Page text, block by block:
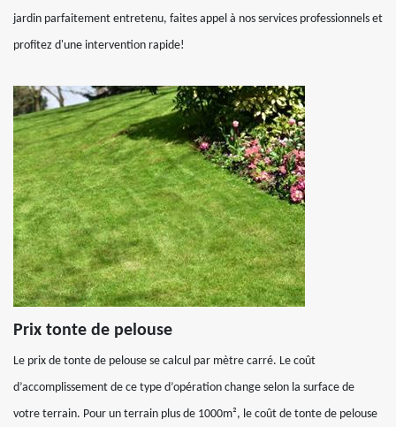
jardin parfaitement entretenu, faites appel à nos services professionnels et
profitez d'une intervention rapide!
Prix tonte de pelouse
Le prix de tonte de pelouse se calcul par mètre carré. Le coût
d’accomplissement de ce type d’opération change selon la surface de
votre terrain. Pour un terrain plus de 1000m², le coût de tonte de pelouse